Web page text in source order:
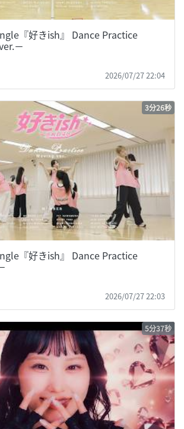
『好きish』 Dance Practice
2026/07/27 22:04
3分26秒
『好きish』 Dance Practice
2026/07/27 22:03
5分37秒